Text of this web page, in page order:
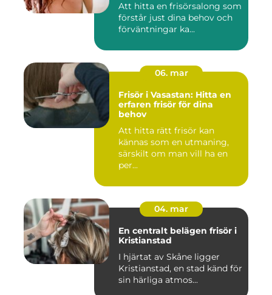
Att hitta en frisörsalong som
förstår just dina behov och
förväntningar ka...
06. mar
Frisör i Vasastan: Hitta en
erfaren frisör för dina
behov
Att hitta rätt frisör kan
kännas som en utmaning,
särskilt om man vill ha en
per...
04. mar
En centralt belägen frisör i
Kristianstad
I hjärtat av Skåne ligger
Kristianstad, en stad känd för
sin härliga atmos...